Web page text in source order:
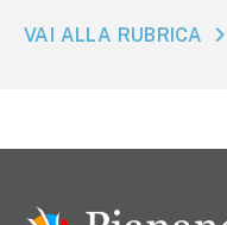
VAI ALLA RUBRICA